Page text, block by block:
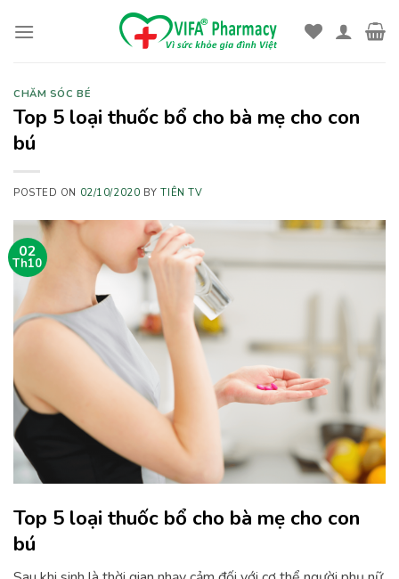
CHĂM SÓC BÉ
Top 5 loại thuốc bổ cho bà mẹ cho con
bú
POSTED ON 02/10/2020 BYTIÊN TV
02
Th10
Top 5 loại thuốc bổ cho bà mẹ cho con
bú